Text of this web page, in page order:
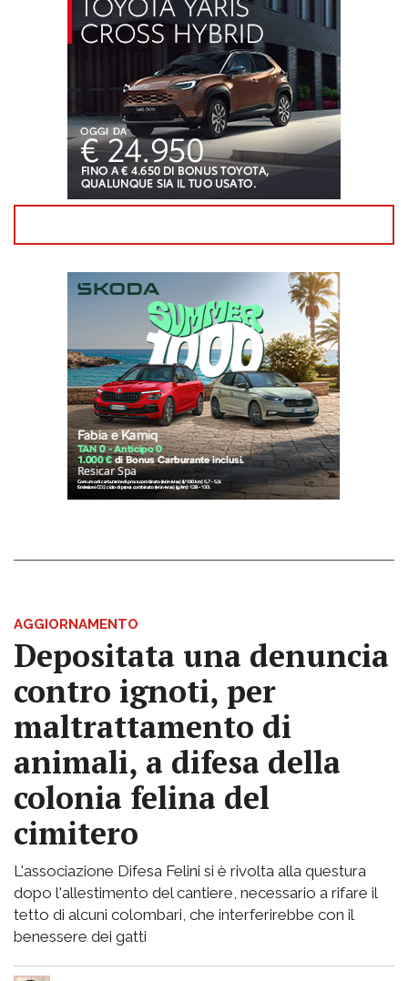
AGGIORNAMENTO
Depositata una denuncia
contro ignoti, per
maltrattamento di
animali, a difesa della
colonia felina del
cimitero
L'associazione Difesa Felini si è rivolta alla questura
dopo l'allestimento del cantiere, necessario a rifare il
tetto di alcuni colombari, che interferirebbe con il
benessere dei gatti